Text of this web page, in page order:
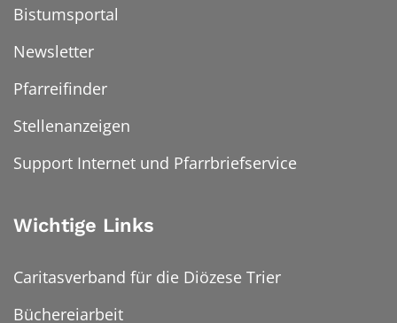
Bistumsportal
Newsletter
Pfarreifinder
Stellenanzeigen
Support Internet und Pfarrbriefservice
Wichtige Links
Caritasverband für die Diözese Trier
Büchereiarbeit